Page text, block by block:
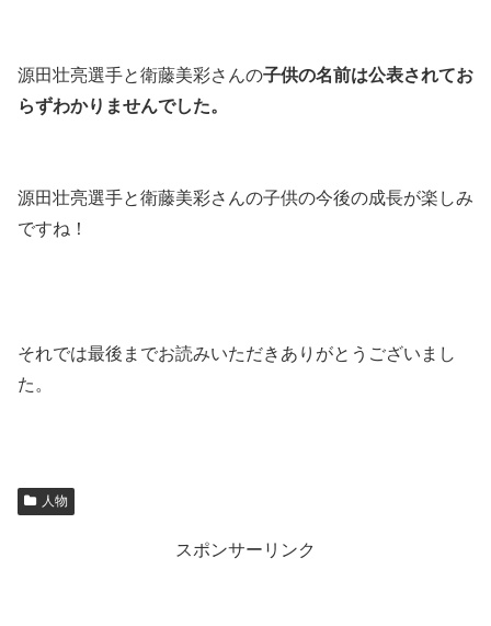
源田壮亮選手と衛藤美彩さんの子供の名前は公表されてお
らずわかりませんでした。
源田壮亮選手と衛藤美彩さんの子供の今後の成長が楽しみ
ですね！
それでは最後までお読みいただきありがとうございまし
た。
人物
スポンサーリンク